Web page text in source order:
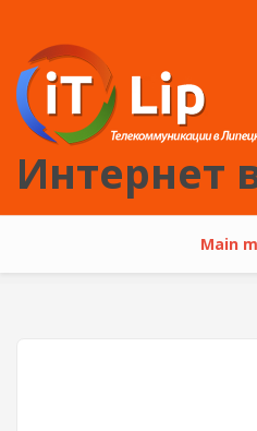
Интернет
Main